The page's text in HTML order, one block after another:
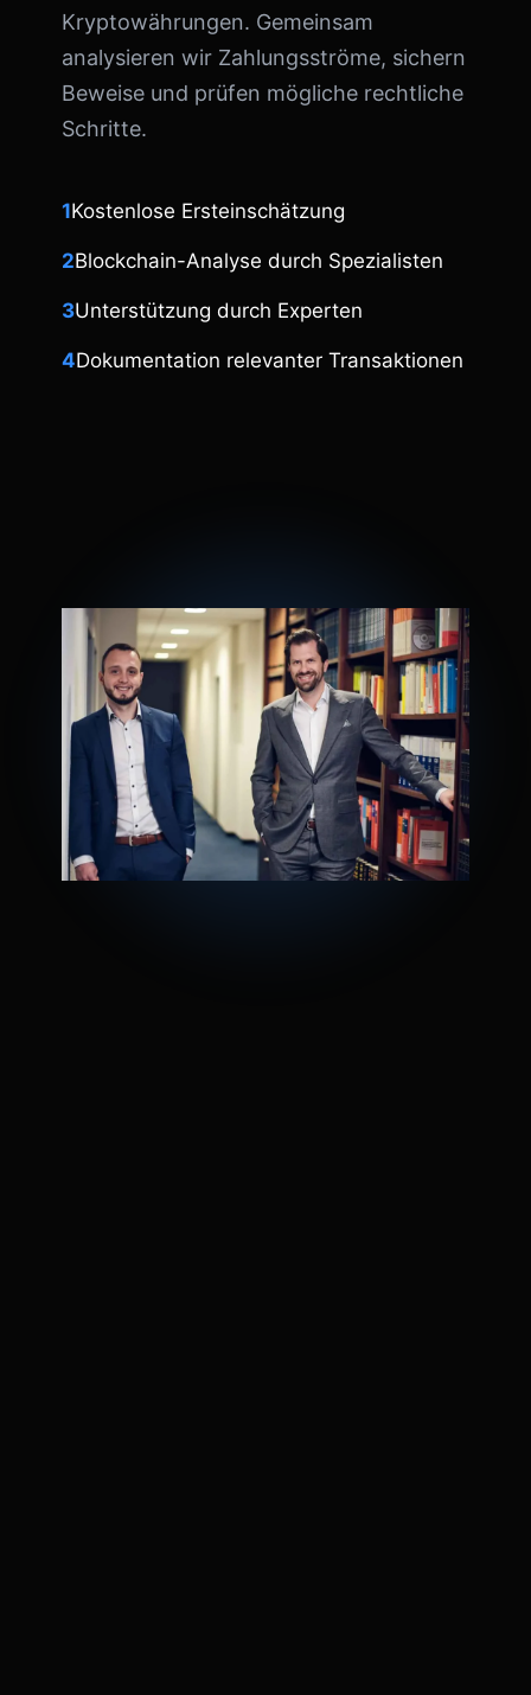
Kryptowährungen. Gemeinsam
analysieren wir Zahlungsströme, sichern
Beweise und prüfen mögliche rechtliche
Schritte.
1Kostenlose Ersteinschätzung
2Blockchain-Analyse durch Spezialisten
3Unterstützung durch Experten
4Dokumentation relevanter Transaktionen